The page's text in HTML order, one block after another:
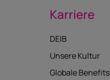
Karriere
DEIB
Unsere Kultur
Globale Benefits